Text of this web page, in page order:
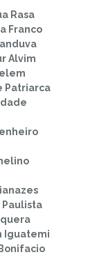
Rasa
Franco
Alvim
Patriarca
Paulista
Iguatemi